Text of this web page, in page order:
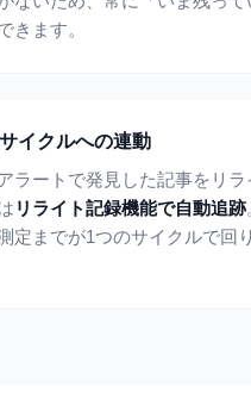
きます。
イクルへの連動
ラートで発見した記事をリ
リライト記録機能で自動追跡
定までが1つのサイクルで回